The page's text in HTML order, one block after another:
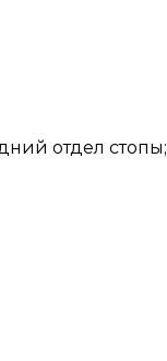
отдел стопы;